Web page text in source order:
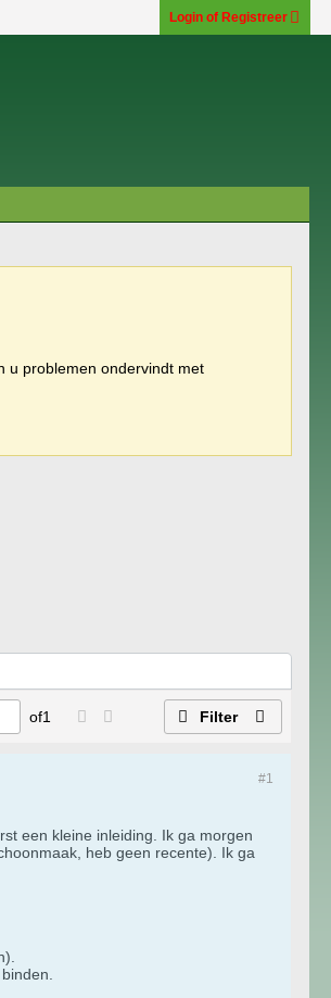
Login of Registreer
u problemen ondervindt met
of1 Filter
#1
een kleine inleiding. Ik ga morgen
heb geen recente). Ik ga